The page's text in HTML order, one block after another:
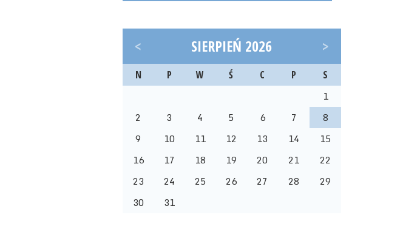
< SIERPIEŃ 2026 >
N P W Ś C P S
1
2
3 4 5 6 7
8
9
10 11 12 13 14
15
16
17 18 19 20 21
22
23
24 25 26 27 28
29
30
31